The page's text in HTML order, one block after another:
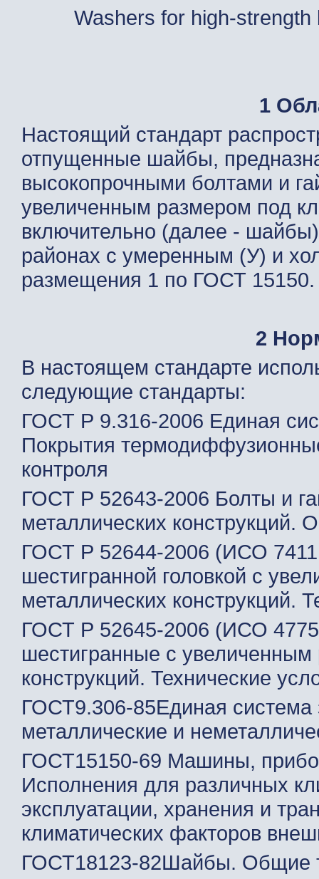
Washers for high-
1
Настоящий стандарт
отпущенные шайбы,
высокопрочными болтами и
увеличенным размером под
включительно (далее -
районах с умеренным (У) и
размещения 1 по ГОСТ 15150.
2
В настоящем стандарте
следующие стандарты:
ГОСТ Р 9.316-2006 Единая
Покрытия
контроля
ГОСТ Р 52643-2006 Болты и
металлических конструкций.
ГОСТ Р 52644-2006 (ИСО
шестигранной головкой с
металлических конструкций.
ГОСТ Р 52645-2006 (ИСО
шестигранные с
конструкций. Технические
ГОСТ9.306-85Единая система
металлические и
ГОСТ15150-69 Машины,
Исполнения для различных
эксплуатации, хранения и
климатических факторов
ГОСТ18123-82Шайбы. Общие